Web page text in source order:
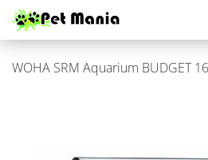
WOHA SRM Aqua­ri­um BUD­GET